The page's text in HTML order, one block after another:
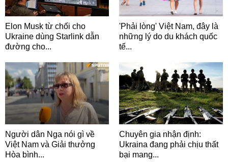
Elon Musk từ chối cho
Ukraine dùng Starlink dẫn
đường cho...
'Phải lòng' Việt Nam, đây là
những lý do du khách quốc
tế...
Người dân Nga nói gì về
Việt Nam và Giải thưởng
Hòa bình...
Chuyên gia nhận định:
Ukraina đang phải chịu thất
bại mang...